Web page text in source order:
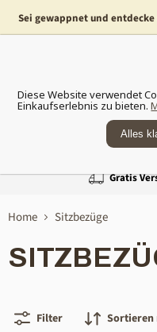
Sei gewappnet und
Menü
Gratis
Home Sitzbezüge
Filter Sortieren
Diese Website verwendet
Einkaufserlebnis zu bieten.
Alles